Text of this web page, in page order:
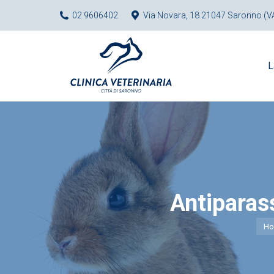
02 9606402 Via Novara, 18 21047 Saronno